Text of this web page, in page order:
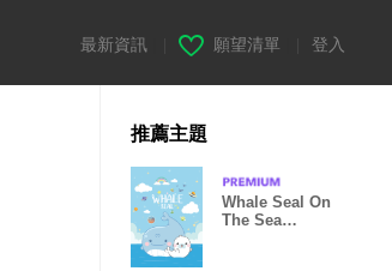
最新資訊 願望清單 登入
推薦主題
Whale Seal On
The Sea